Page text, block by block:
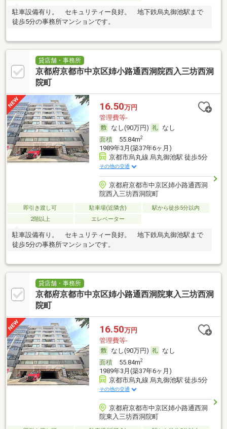
駐車設備有り。 セキュリティー良好。 地下鉄烏丸御池駅まで
徒歩5分の事務所マンションです。
貸店舗・事務所
京都府京都市中京区姉小路通西洞院西入三坊西洞
院町
16.50万円
管理費等-
なし(90万円)
なし
面積55.84m2
1989年3月(築37年6ヶ月)
京都市烏丸線 烏丸御池駅 徒歩5分
その他の交通
京都府京都市中京区姉小路通西洞
院西入三坊西洞院町
即引き渡し可 駐車場(近隣含)
駅から徒歩5分以内
2階以上
エレベーター
駐車設備有り。 セキュリティー良好。 地下鉄烏丸御池駅まで
徒歩5分の事務所マンションです。
貸店舗・事務所
京都府京都市中京区姉小路通西洞院東入三坊西洞
院町
16.50万円
管理費等-
なし(90万円)
なし
面積55.84m2
1989年3月(築37年6ヶ月)
京都市烏丸線 烏丸御池駅 徒歩5分
その他の交通
京都府京都市中京区姉小路通西洞
院東入三坊西洞院町